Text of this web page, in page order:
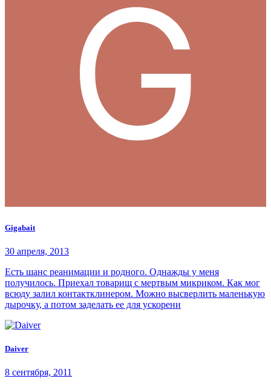
Gigabait
30 апреля, 2013
Есть шанс реанимации и родного. Однажды у меня
получилось. Приехал товарищ с мертвым микриком. Как мог
всюду залил контактклинером. Можно высверлить маленькую
дырочку, а потом заделать ее для ускорени
Daiver
8 сентября, 2011